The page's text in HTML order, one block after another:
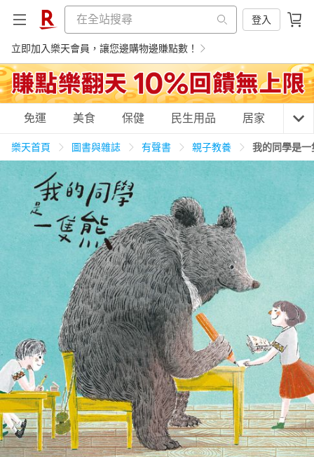
登入
立即加入樂天會員，讓您邊購物邊賺點數！
購物網分類
天天免運 美食蛋糕
3C家電 運動休閒 親子玩具
男裝 化妝保養 情趣用品
日本購物 電子/紙本書
HOT
免運 美食 保健 民生用品 居家 3C
樂天首頁 圖書與雜誌 有聲書 親子教養 我的同學是